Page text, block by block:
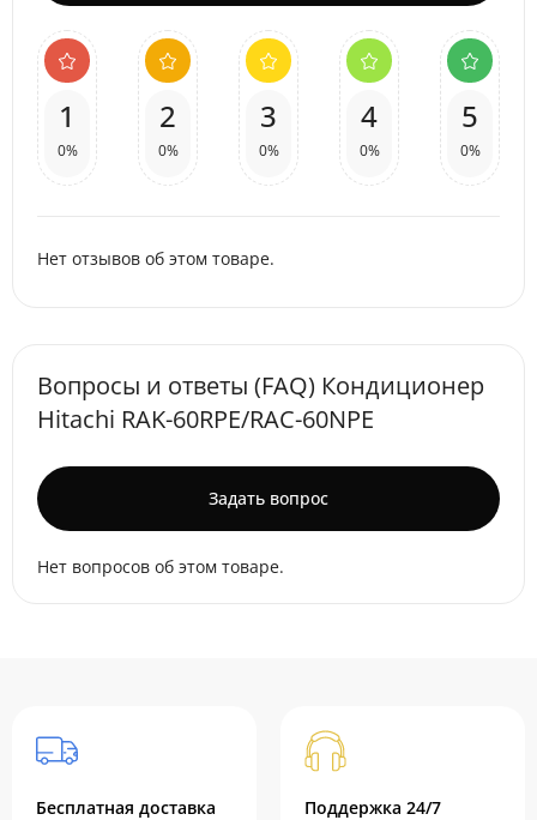
1
0%
2
0%
3
0%
4
0%
5
0%
Нет отзывов об этом товаре.
Вопросы и ответы (FAQ) Кондиционер
Hitachi RAK-60RPE/RAC-60NPE
Задать вопрос
Нет вопросов об этом товаре.
Бесплатная доставка Поддержка 24/7